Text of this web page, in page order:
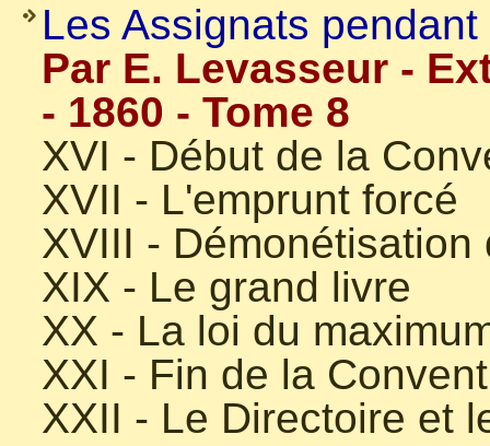
Les Assignats
Par E. Levasseur -
- 1860 - Tome 8
XVI - Début de la
XVII - L'emprunt forcé
XVIII -
XIX - Le grand livre
XX - La loi du
XXI - Fin de la
XXII - Le Directoire et